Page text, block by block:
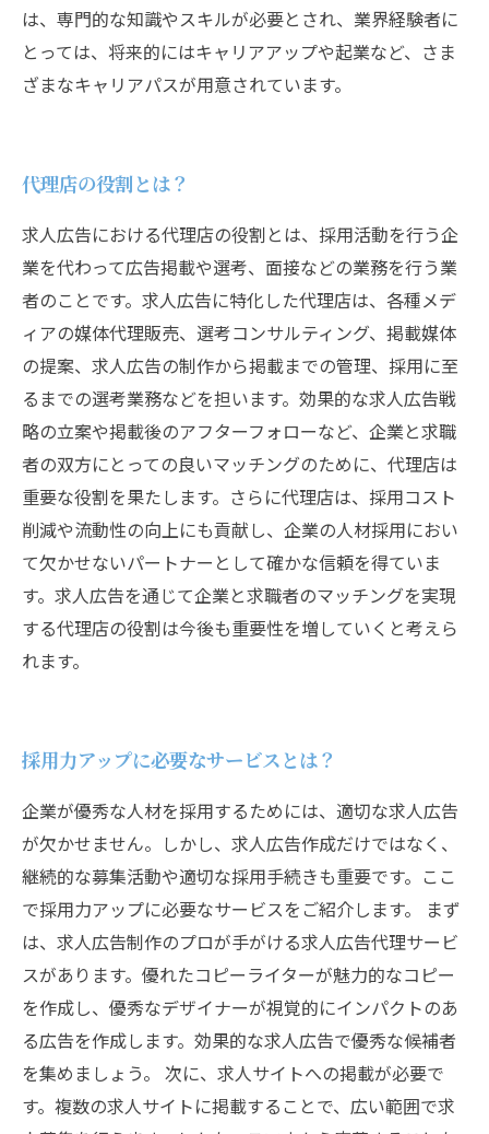
は、専門的な知識やスキルが必要とされ、業界経験者に
とっては、将来的にはキャリアアップや起業など、さま
ざまなキャリアパスが用意されています。
代理店の役割とは？
求人広告における代理店の役割とは、採用活動を行う企
業を代わって広告掲載や選考、面接などの業務を行う業
者のことです。求人広告に特化した代理店は、各種メデ
ィアの媒体代理販売、選考コンサルティング、掲載媒体
の提案、求人広告の制作から掲載までの管理、採用に至
るまでの選考業務などを担います。効果的な求人広告戦
略の立案や掲載後のアフターフォローなど、企業と求職
者の双方にとっての良いマッチングのために、代理店は
重要な役割を果たします。さらに代理店は、採用コスト
削減や流動性の向上にも貢献し、企業の人材採用におい
て欠かせないパートナーとして確かな信頼を得ていま
す。求人広告を通じて企業と求職者のマッチングを実現
する代理店の役割は今後も重要性を増していくと考えら
れます。
採用力アップに必要なサービスとは？
企業が優秀な人材を採用するためには、適切な求人広告
が欠かせません。しかし、求人広告作成だけではなく、
継続的な募集活動や適切な採用手続きも重要です。ここ
で採用力アップに必要なサービスをご紹介します。 まず
は、求人広告制作のプロが手がける求人広告代理サービ
スがあります。優れたコピーライターが魅力的なコピー
を作成し、優秀なデザイナーが視覚的にインパクトのあ
る広告を作成します。効果的な求人広告で優秀な候補者
を集めましょう。 次に、求人サイトへの掲載が必要で
す。複数の求人サイトに掲載することで、広い範囲で求